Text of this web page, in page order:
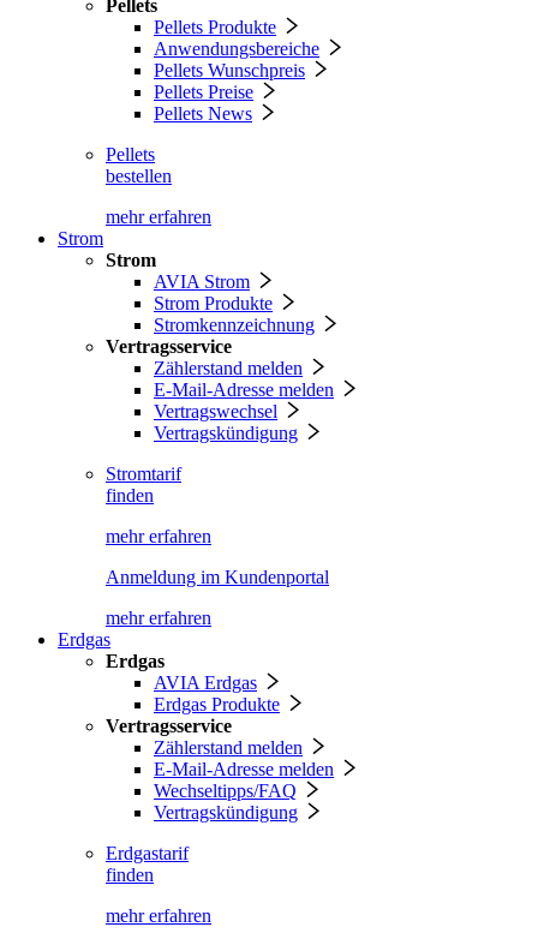
Pellets
Pellets Produkte
Anwendungsbereiche
Pellets Wunschpreis
Pellets Preise
Pellets News
Pellets
bestellen
mehr erfahren
Strom
Strom
AVIA Strom
Strom Produkte
Stromkennzeichnung
Vertragsservice
Zählerstand melden
E-Mail-Adresse melden
Vertragswechsel
Vertragskündigung
Stromtarif
finden
mehr erfahren
Anmeldung im Kundenportal
mehr erfahren
Erdgas
Erdgas
AVIA Erdgas
Erdgas Produkte
Vertragsservice
Zählerstand melden
E-Mail-Adresse melden
Wechseltipps/FAQ
Vertragskündigung
Erdgastarif
finden
mehr erfahren